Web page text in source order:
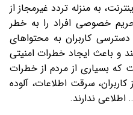
به منزله تردد غیرمجاز از
خصوصی افراد را به خطر
دسترسی کاربران به محتواهای
و باعث ایجاد خطرات امنیتی
بسیاری از مردم از خطرات
سرقت اطلاعات، آلوده
ندارند.